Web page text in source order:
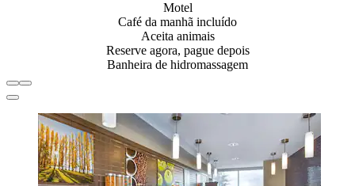
Motel
Café da manhã incluído
Aceita animais
Reserve agora, pague depois
Banheira de hidromassagem